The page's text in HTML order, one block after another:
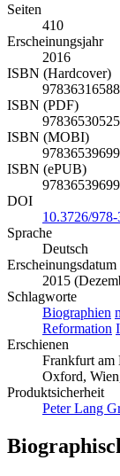
Seiten
410
Erscheinungsjahr
2016
ISBN (Hardcover)
ISBN (PDF)
ISBN (MOBI)
ISBN (ePUB)
DOI
10.3726/
Sprache
Deutsch
Erscheinungsdatum
2015
Schlagworte
Biographien
Reformation
Erschienen
Frankfurt am
Oxford,
Produktsicherheit
Peter Lang